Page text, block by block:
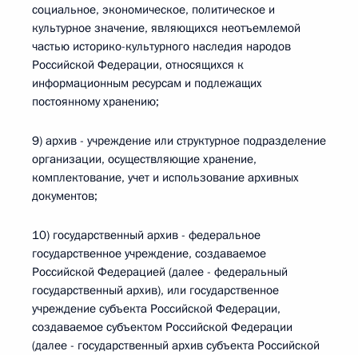
социальное, экономическое, политическое и
культурное значение, являющихся неотъемлемой
частью историко-культурного наследия народов
Российской Федерации, относящихся к
информационным ресурсам и подлежащих
постоянному хранению;
9) архив - учреждение или структурное подразделение
организации, осуществляющие хранение,
комплектование, учет и использование архивных
документов;
10) государственный архив - федеральное
государственное учреждение, создаваемое
Российской Федерацией (далее - федеральный
государственный архив), или государственное
учреждение субъекта Российской Федерации,
создаваемое субъектом Российской Федерации
(далее - государственный архив субъекта Российской